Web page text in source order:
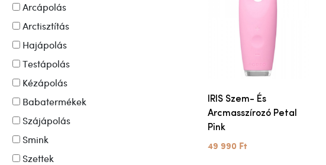
Arcápolás
Arctisztítás
Hajápolás
Testápolás
Kézápolás
Babatermékek
Szájápolás
Smink
Szettek
IRIS Szem- És
Arcmasszírozó Petal
Pink
49 990 Ft